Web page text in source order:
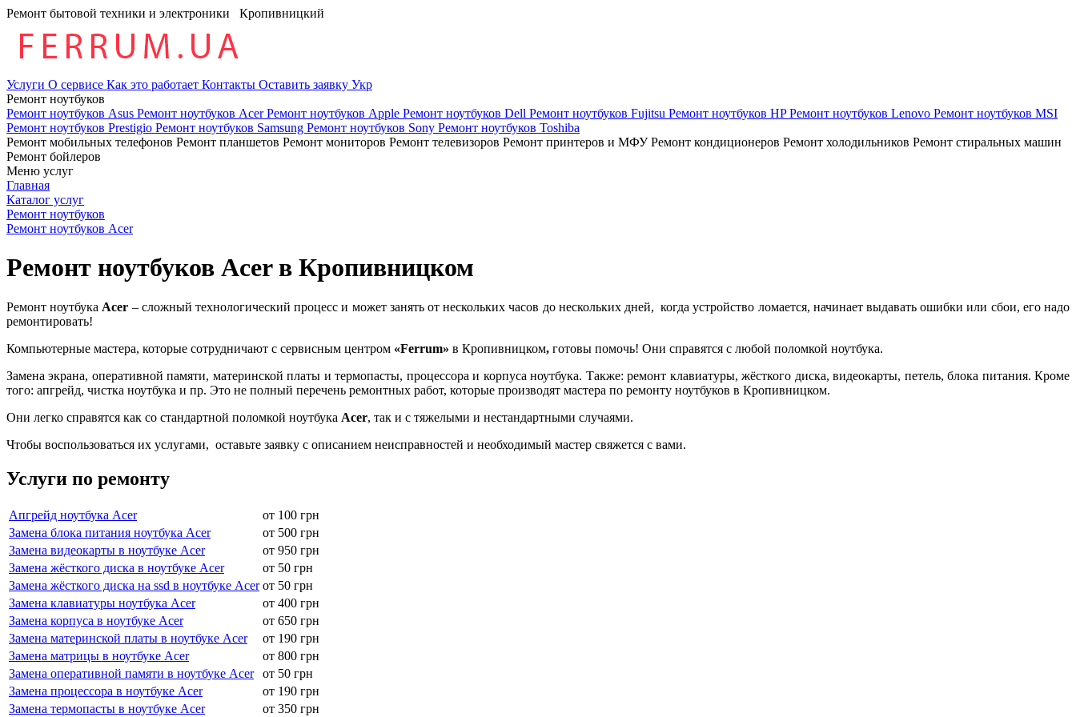
Ремонт бытовой техники и электроники Кропивницкий
Услуги О сервисе Как это работает Контакты Оставить заявку Укр
Ремонт ноутбуков
Ремонт ноутбуков Asus Ремонт ноутбуков AcerРемонт ноутбуков Apple Ремонт ноутбуков Dell Ремонт ноутбуков Fujitsu Ремонт ноутбуков HPРемонт ноутбуков Lenovo Ремонт ноутбуков MSI
Ремонт ноутбуков Prestigio Ремонт ноутбуков Samsung Ремонт ноутбуков Sony Ремонт ноутбуков Toshiba
Ремонт мобильных телефонов Ремонт планшетов Ремонт мониторов Ремонт телевизоров Ремонт принтеров и МФУРемонт кондиционеров Ремонт холодильников Ремонт стиральных машин
Ремонт бойлеров
Меню услуг
Главная
Каталог услуг
Ремонт ноутбуков
Ремонт ноутбуков Acer
Ремонт ноутбуков Acer в Кропивницком
Ремонт ноутбука Acer – сложный технологический процесс и может занять от нескольких часов до нескольких дней, когда устройство ломается, начинает выдавать ошибки или сбои, его надо
ремонтировать!
Компьютерные мастера, которые сотрудничают с сервисным центром «Ferrum» в Кропивницком, готовы помочь! Они справятся с любой поломкой ноутбука.
Замена экрана, оперативной памяти, материнской платы и термопасты, процессора и корпуса ноутбука. Также: ремонт клавиатуры, жёсткого диска, видеокарты, петель, блока питания. Кроме
того: апгрейд, чистка ноутбука и пр. Это не полный перечень ремонтных работ, которые производят мастера по ремонту ноутбуков в Кропивницком.
Они легко справятся как со стандартной поломкой ноутбука Acer, так и с тяжелыми и нестандартными случаями.
Чтобы воспользоваться их услугами, оставьте заявку с описанием неисправностей и необходимый мастер свяжется с вами.
Услуги по ремонту
Апгрейд ноутбука Acer
от 100 грн
Замена блока питания ноутбука Acer
от 500 грн
Замена видеокарты в ноутбуке Acer
от 950 грн
Замена жёсткого диска в ноутбуке Acer
от 50 грн
Замена жёсткого диска на ssd в ноутбуке Acer от 50 грн
Замена клавиатуры ноутбука Acer
от 400 грн
Замена корпуса в ноутбуке Acer
от 650 грн
Замена материнской платы в ноутбуке Acer
от 190 грн
Замена матрицы в ноутбуке Acer
от 800 грн
Замена оперативной памяти в ноутбуке Acer
от 50 грн
Замена процессора в ноутбуке Acer
от 190 грн
Замена термопасты в ноутбуке Acer
от 350 грн